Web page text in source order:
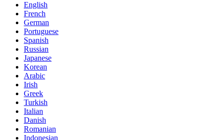
English
French
German
Portuguese
Spanish
Russian
Japanese
Korean
Arabic
Irish
Greek
Turkish
Italian
Danish
Romanian
Indonesian